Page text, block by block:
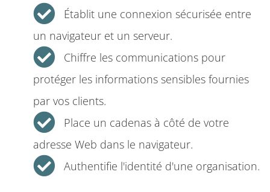
Établit une connexion sécurisée entre
un navigateur et un serveur.
Chiffre les communications pour
protéger les informations sensibles fournies
par vos clients.
Place un cadenas à côté de votre
adresse Web dans le navigateur.
Authentifie l'identité d'une organisation.